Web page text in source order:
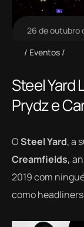
26 de outubro
Eventos
Steel Yard
Prydz e
OSteel Yard, a
Creamfields,
2019 com
como